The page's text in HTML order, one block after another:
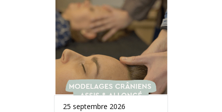
25 septembre 2026